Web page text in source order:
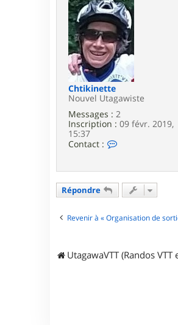
Chtikinette
Nouvel Utagawiste
Messages : 2
Inscription : 09 févr. 2019,
15:37
Contact :
t
a
t
r
t
Répondre
Revenir à « Organisation de
UtagawaVTT (Randos VTT